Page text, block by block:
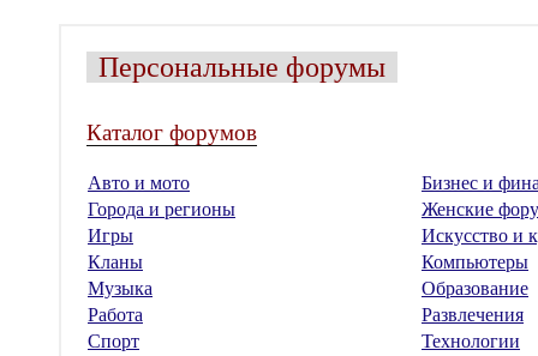
Персональные форумы
Каталог форумов
Авто и мото
Бизнес и
Города и регионы
Женские
Игры
Искусство и
Кланы
Компьютеры
Музыка
Образование
Работа
Развлечения
Спорт
Технологии